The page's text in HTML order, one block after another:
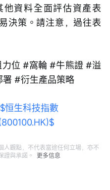
資料全面評估資產表
決策。請注意，過往表
位 #窩輪 #牛熊證 #溢
#衍生產品策略
$恒生科技指數
人觀點，不代表富途任何立場，亦不
證與承諾。
更多信息